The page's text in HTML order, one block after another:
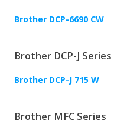
Brother DCP-6690 CW
Brother DCP-J Series
Brother DCP-J 715 W
Brother MFC Series